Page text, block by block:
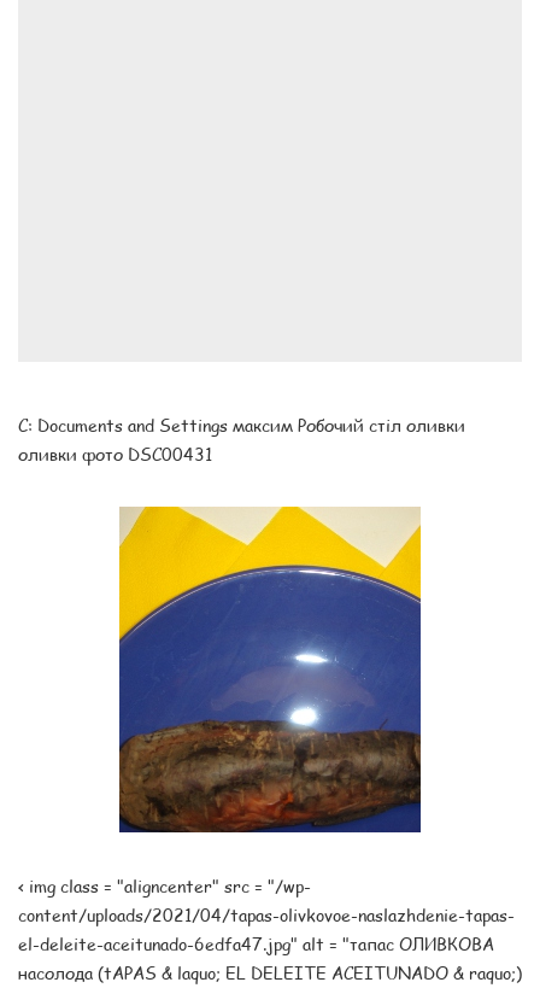
C: Documents and Settings максим Робочий стіл оливки
оливки фото DSC00431
< img class = "aligncenter" src = "/wp-
content/uploads/2021/04/tapas-olivkovoe-naslazhdenie-tapas-
el-deleite-aceitunado-6edfa47.jpg" alt = "тапас ОЛИВКОВА
насолода (tAPAS & laquo; EL DELEITE ACEITUNADO & raquo;)